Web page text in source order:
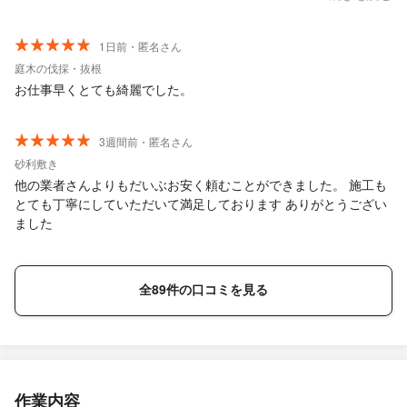
1日前・匿名さん
庭木の伐採・抜根
お仕事早くとても綺麗でした。
3週間前・匿名さん
砂利敷き
他の業者さんよりもだいぶお安く頼むことができました。 施工も
とても丁寧にしていただいて満足しております ありがとうござい
ました
全89件の口コミを見る
作業内容